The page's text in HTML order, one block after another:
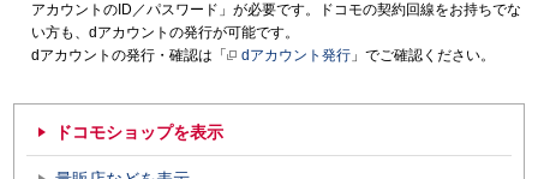
アカウントのID／パスワード」が必要です。ドコモの契約回線をお持ちでな
い方も、dアカウントの発行が可能です。
dアカウントの発行・確認は「
dアカウント発行 」でご確認ください。
ドコモショップを表示